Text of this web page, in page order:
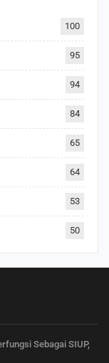
100
95
94
84
65
64
53
50
Sebagai SIUP,